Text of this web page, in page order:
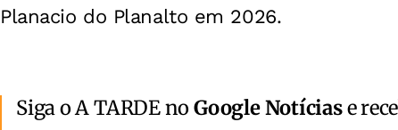
Planacio do Planalto em 2026.
Siga o A TARDE noGoogle Notíciase